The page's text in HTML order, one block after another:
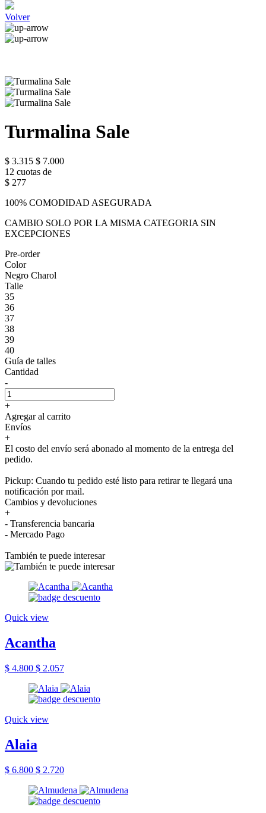
Volver
Turmalina Sale
$ 3.315 $ 7.000
12 cuotas de
$ 277
100% COMODIDAD ASEGURADA
CAMBIO SOLO POR LA MISMA CATEGORIA SIN
EXCEPCIONES
Pre-order
Color
Negro Charol
Talle
35
36
37
38
39
40
Guía de talles
Cantidad
-
+
Agregar al carrito
Envíos
+
El costo del envío será abonado al momento de la entrega del
pedido.
Pickup: Cuando tu pedido esté listo para retirar te llegará una
notificación por mail.
Cambios y devoluciones
+
- Transferencia bancaria
- Mercado Pago
También te puede interesar
Quick view
Acantha
$ 4.800 $ 2.057
Quick view
Alaia
$ 6.800 $ 2.720